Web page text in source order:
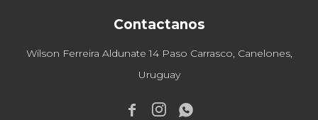
Contactanos
Wilson Ferreira Aldunate 14 Paso Carrasco, Canelones,
Uruguay
  